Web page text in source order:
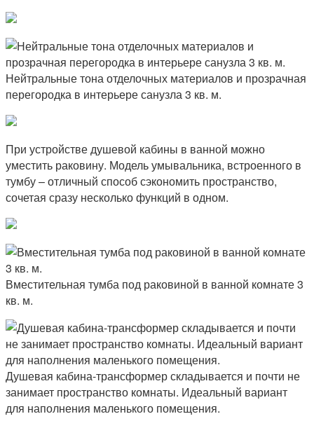
Нейтральные тона отделочных материалов и прозрачная
перегородка в интерьере санузла 3 кв. м.
При устройстве душевой кабины в ванной можно
уместить раковину. Модель умывальника, встроенного в
тумбу – отличный способ сэкономить пространство,
сочетая сразу несколько функций в одном.
Вместительная тумба под раковиной в ванной комнате 3
кв. м.
Душевая кабина-трансформер складывается и почти не
занимает пространство комнаты. Идеальный вариант
для наполнения маленького помещения.